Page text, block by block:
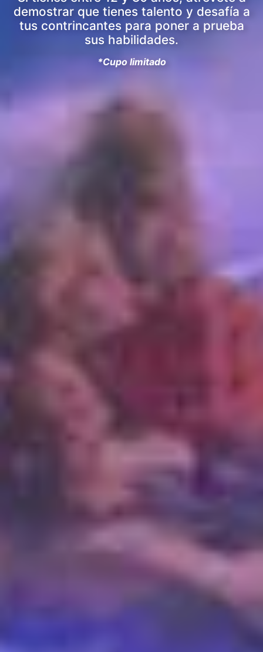
demostrar que tienes talento y desafía a
tus contrincantes para poner a prueba
sus habilidades.
*Cupo limitado